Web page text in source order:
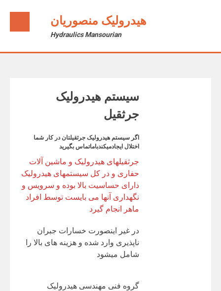
هیدرولیک منصوریان
Hydraulics Mansourian
سیستم هیدرولیک
جرثقیل
اگر سیستم هیدرولیک جرثقیلتان در کار شما
اختلال ایجادمیکندباماتماس بگیرید
جرثقیلهای هیدرولیک و ماشین آلات
حفاری و در کل سیستمهای هیدرولیک
دارای حساسیت بالا بوده و سرویس و
نگهداری آنها می بایست توسط افراد
ماهر انجام گیرد
در غیر اینصورت خسارات جبران
ناپذیری وارد شده و هزینه های بالا را
شامل میشود
گروه فنی مهندسی هیدرولیک